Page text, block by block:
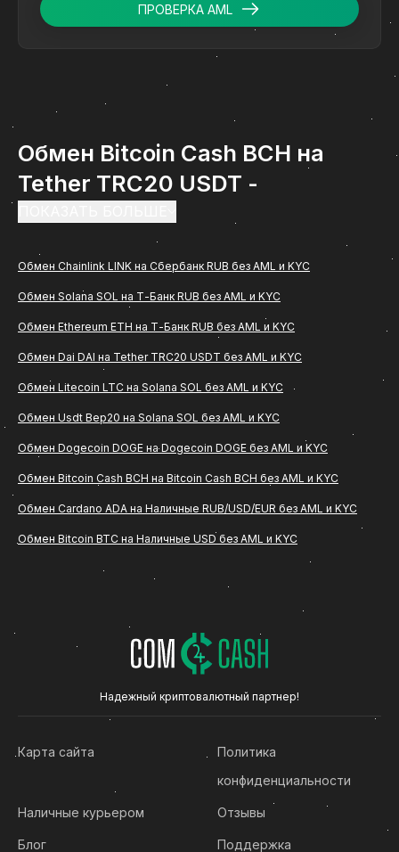
ПРОВЕРКА AML
Обмен Bitcoin Cash BCH на
Tether TRC20 USDT -
востребованное направление среди
пользователей, которым важно быстро и удобно
перевести цифровые активы в рубли с
зачислением на банковскую карту. Если вам
(Bitcoin Cash BCH) на Tether TRC20 USDT через
сервис ComCash, ниже вы найдете подробное
описание всех этапов, особенностей
оформления заявки и основных рекомендаций по
безопасности.
Что такое обмен Bitcoin Cash BCH на
Обмен BCH на Tether TRC20 USDT - это
операция, при которой пользователь переводит
банковскую карту. Такой формат подходит тем,
кто хочет конвертировать криптовалюту в
фиатные средства без сложных технических
действий.
Обмен Chainlink LINK на Сбербанк RUB без AML и KYC
Обмен Solana SOL на Т-Банк RUB без AML и KYC
Обмен Ethereum ETH на Т-Банк RUB без AML и KYC
Обмен Dai DAI на Tether TRC20 USDT без AML и KYC
Обмен Litecoin LTC на Solana SOL без AML и KYC
Обмен Usdt Bep20 на Solana SOL без AML и KYC
Обмен Dogecoin DOGE на Dogecoin DOGE без AML и KYC
Обмен Bitcoin Cash BCH на Bitcoin Cash BCH без AML и KYC
Обмен Cardano ADA на Наличные RUB/USD/EUR без AML и KYC
Обмен Bitcoin BTC на Наличные USD без AML и KYC
Надежный криптовалютный партнер!
Карта сайта
Политика
конфиденциальности
Наличные курьером Отзывы
Блог Поддержка